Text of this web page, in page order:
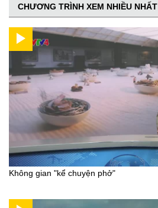
CHƯƠNG TRÌNH XEM NHIỀU NHẤT
Không gian "kể chuyện phở"